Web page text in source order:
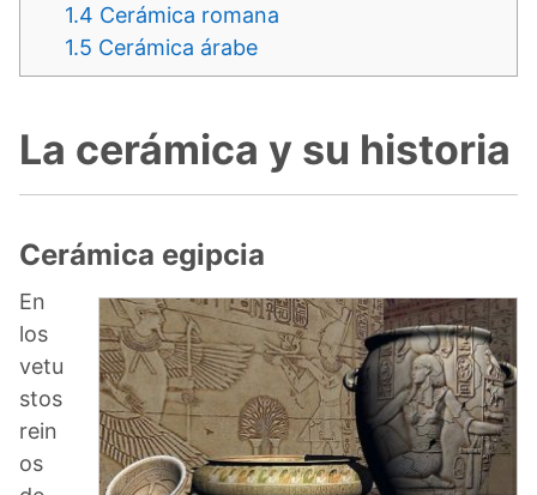
1.4 Cerámica romana
1.5 Cerámica árabe
La cerámica y su historia
Cerámica egipcia
En
los
vetu
stos
rein
os